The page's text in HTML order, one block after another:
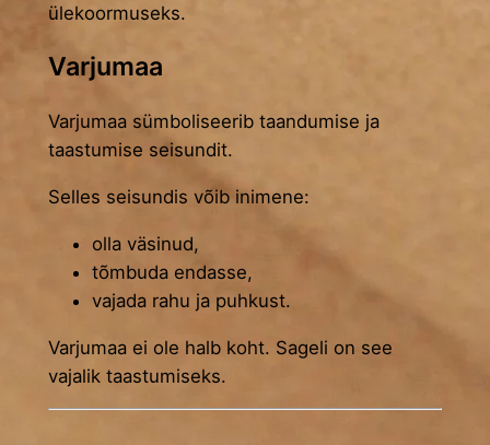
ülekoormuseks.
Varjumaa
Varjumaa sümboliseerib taandumise ja
taastumise seisundit.
Selles seisundis võib inimene:
olla väsinud,
tõmbuda endasse,
vajada rahu ja puhkust.
Varjumaa ei ole halb koht. Sageli on see
vajalik taastumiseks.